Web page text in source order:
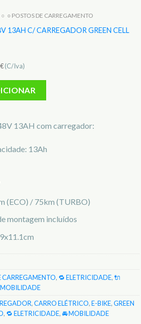
○ ○ POSTOS DE CARREGAMENTO
13AH C/ CARREGADOR GREEN CELL
€(C/Iva)
13AH com carregador:
13Ah
(ECO) / 75km (TURBO)
montagem incluídos
CARREGAMENTO, 🔁 ELETRICIDADE,🔌
MOBILIDADE
,CARRO ELÉTRICO,E-BIKE,GREEN
, 🔁 ELETRICIDADE,🚘 MOBILIDADE